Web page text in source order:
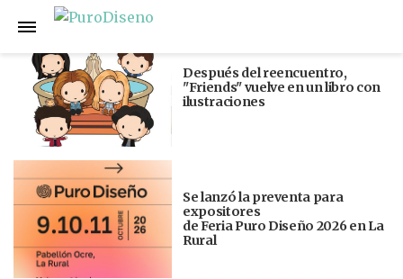
Anterior
Después del reencuentro,
"Friends" vuelve en un libro con
ilustraciones
Se lanzó la preventa para
expositores
de Feria Puro Diseño 2026 en La
Rural
Siguiente